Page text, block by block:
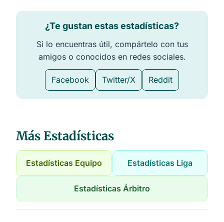
¿Te gustan estas estadísticas?
Si lo encuentras útil, compártelo con tus
amigos o conocidos en redes sociales.
Facebook Twitter/X Reddit
Más Estadísticas
Estadísticas Equipo Estadísticas Liga
Estadísticas Árbitro